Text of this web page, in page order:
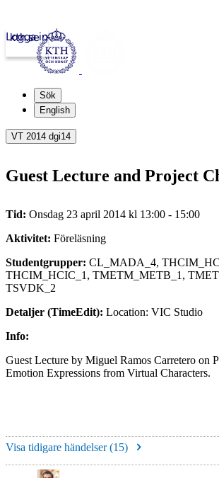
kth.se
Logga in
Sök
English
VT 2014 dgi14
Guest Lecture and Project
Tid: Onsdag 23 april 2014 kl 13:00 - 15:00
Aktivitet: Föreläsning
Studentgrupper: CL_MADA_4,
THCIM_HCIC_1, TMETM_METB_1,
TSVDK_2
Detaljer (TimeEdit): Location: VIC Studio
Info:
Guest Lecture by Miguel Ramos Carretero on
Emotion Expressions from Virtual Characters.
Visa tidigare händelser (15)